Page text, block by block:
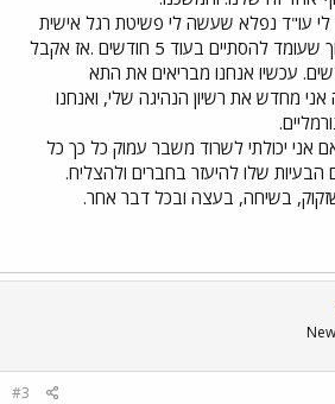
לי עו"ד נפלא שעשה לי פשיטת רגל אישית
ללא חיוב. זה הליך ארוך שעומד להסתיים בעוד 5 חודשים .אז אקבל
עכשיו אנחנו מבריאים את התא
מחדש את רשיון הנהיגה שלי, ואנחנו
אני יכולתי לשרוד משבר עמוק כל כך כל
שלו להיעזר בחברים ולהצליח.
בשיחה, בעצה ובכל דבר אחר.
#3